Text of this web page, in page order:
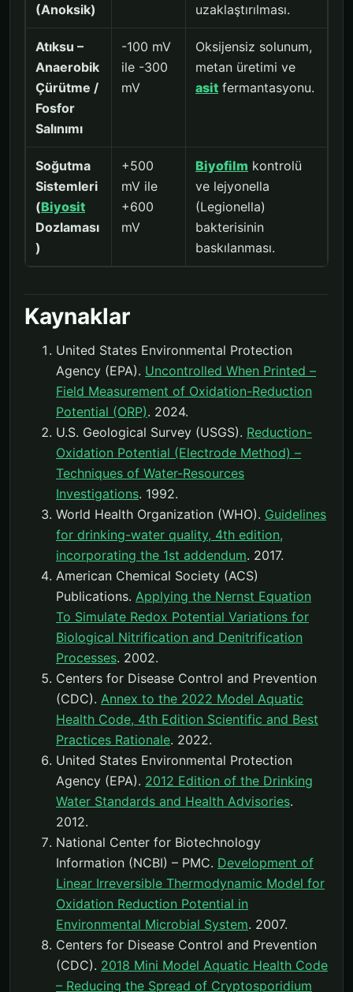
(Anoksik)
uzaklaştırılması.
Atıksu –
Anaerobik
Çürütme /
Fosfor
Salınımı
-100 mV
ile -300
mV
Oksijensiz solunum,
metan üretimi ve
asit fermantasyonu.
Soğutma
Sistemleri
(Biyosit
Dozlaması
)
+500
mV ile
+600
mV
Biyofilm kontrolü
ve lejyonella
(Legionella)
bakterisinin
baskılanması.
Kaynaklar
United States Environmental Protection
Agency (EPA). Uncontrolled When Printed –
Field Measurement of Oxidation-Reduction
Potential (ORP). 2024.
U.S. Geological Survey (USGS). Reduction-
Oxidation Potential (Electrode Method) –
Techniques of Water-Resources
Investigations. 1992.
World Health Organization (WHO). Guidelines
for drinking-water quality, 4th edition,
incorporating the 1st addendum. 2017.
American Chemical Society (ACS)
Publications. Applying the Nernst Equation
To Simulate Redox Potential Variations for
Biological Nitrification and Denitrification
Processes. 2002.
Centers for Disease Control and Prevention
(CDC). Annex to the 2022 Model Aquatic
Health Code, 4th Edition Scientific and Best
Practices Rationale. 2022.
United States Environmental Protection
Agency (EPA). 2012 Edition of the Drinking
Water Standards and Health Advisories.
2012.
National Center for Biotechnology
Information (NCBI) – PMC. Development of
Linear Irreversible Thermodynamic Model for
Oxidation Reduction Potential in
Environmental Microbial System. 2007.
Centers for Disease Control and Prevention
(CDC). 2018 Mini Model Aquatic Health Code
– Reducing the Spread of Cryptosporidium